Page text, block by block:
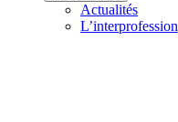
Actualités
L’interprofession